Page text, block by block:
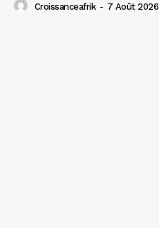
Croissanceafrik - 7 Août 2026